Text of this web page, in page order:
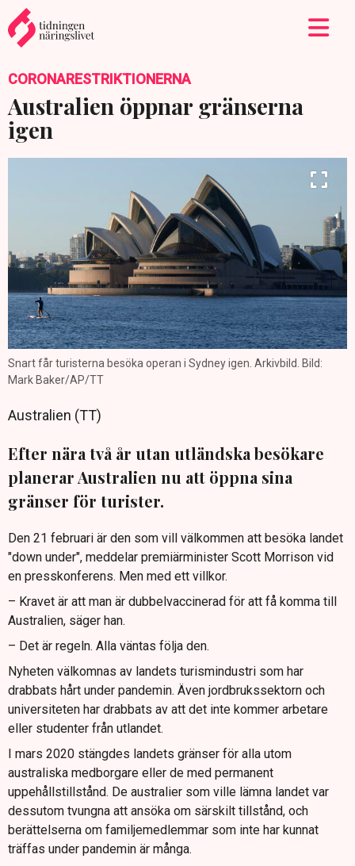
CORONARESTRIKTIONERNA
Australien öppnar gränserna
igen
Snart får turisterna besöka operan i Sydney igen. Arkivbild. Bild:
Mark Baker/AP/TT
Australien (TT)
Efter nära två år utan utländska besökare
planerar Australien nu att öppna sina
gränser för turister.
Den 21 februari är den som vill välkommen att besöka landet
"down under", meddelar premiärminister Scott Morrison vid
en presskonferens. Men med ett villkor.
– Kravet är att man är dubbelvaccinerad för att få komma till
Australien, säger han.
– Det är regeln. Alla väntas följa den.
Nyheten välkomnas av landets turismindustri som har
drabbats hårt under pandemin. Även jordbrukssektorn och
universiteten har drabbats av att det inte kommer arbetare
eller studenter från utlandet.
I mars 2020 stängdes landets gränser för alla utom
australiska medborgare eller de med permanent
uppehållstillstånd. De australier som ville lämna landet var
dessutom tvungna att ansöka om särskilt tillstånd, och
berättelserna om familjemedlemmar som inte har kunnat
träffas under pandemin är många.